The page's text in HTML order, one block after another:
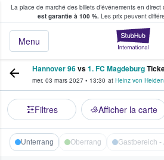
La place de marché des billets d’événements en direct
est garantie à 100 %. Les prix peuvent
Menu
fans achètent et
Hannover 96vs1. FC Magdeburg
mer. 03 mars 2027 • 13:30 at Heinz von
Filtres Afficher la carte
Unterrang Oberrang Gastbereich -